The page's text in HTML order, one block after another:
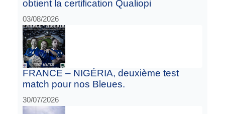
obtient la certification Qualiopi
03/08/2026
FRANCE – NIGÉRIA, deuxième test
match pour nos Bleues.
30/07/2026